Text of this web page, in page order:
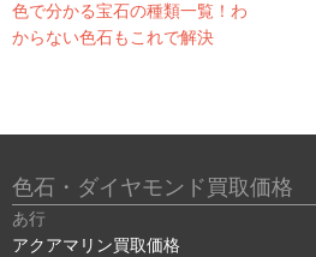
色で分かる宝石の種類一覧！わ
からない色石もこれで解決
色石・ダイヤモンド買取価格
あ行
アクアマリン買取価格